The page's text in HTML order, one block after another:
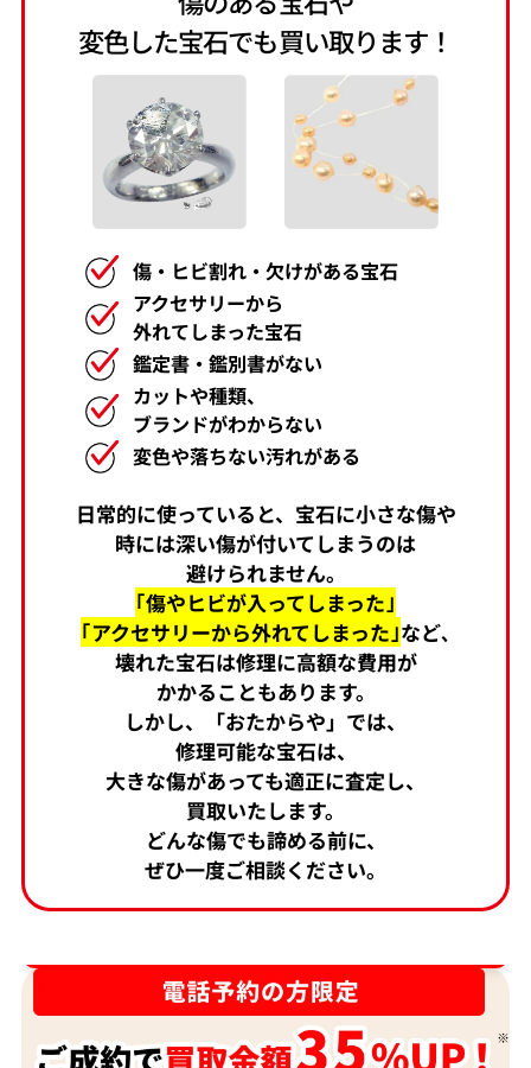
変色した宝石でも買い取ります！
傷・ヒビ割れ・欠けがある宝石
アクセサリーから
外れてしまった宝石
鑑定書・鑑別書がない
カットや種類、
ブランドがわからない
変色や落ちない汚れがある
日常的に使っていると、宝石に小さな傷や
時には深い傷が付いてしまうのは
避けられません。
｢傷やヒビが入ってしまった｣
｢アクセサリーから外れてしまった｣など､
壊れた宝石は修理に高額な費用が
かかることもあります。
しかし、「おたからや」では、
修理可能な宝石は、
大きな傷があっても適正に査定し、
買取いたします。
どんな傷でも諦める前に、
ぜひ一度ご相談ください。